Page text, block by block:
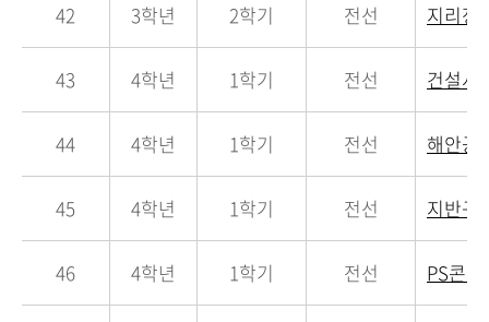
42 3학년 2학기 전선 지리정
43 4학년 1학기 전선 건설시
44 4학년 1학기 전선 해안공
45 4학년 1학기 전선 지반구
46 4학년 1학기 전선 PS콘